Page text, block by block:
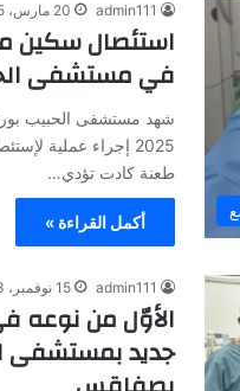
admin111 20 مارس، 2025
استئصال سكين
في مستشفى
2025 إجراء عملية
طعنة كادت تؤدي…
أكمل القراءة »
admin111 15 نوفمبر، 2023
الأوّل من نوعه
جديد بمستشفى